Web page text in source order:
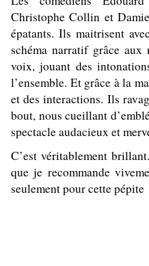
Christophe Collin et
épatants. Ils maitrisent
schéma narratif grâce aux
voix, jouant des
l’ensemble. Et grâce à la
et des interactions. Ils
bout, nous cueillant
spectacle audacieux et
C’est véritablement
que je recommande
seulement pour cette pépite